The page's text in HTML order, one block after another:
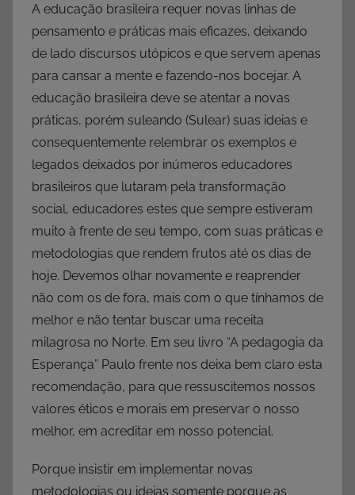
A educação brasileira requer novas linhas de
pensamento e práticas mais eficazes, deixando
de lado discursos utópicos e que servem apenas
para cansar a mente e fazendo-nos bocejar. A
educação brasileira deve se atentar a novas
práticas, porém suleando (Sulear) suas ideias e
consequentemente relembrar os exemplos e
legados deixados por inúmeros educadores
brasileiros que lutaram pela transformação
social, educadores estes que sempre estiveram
muito à frente de seu tempo, com suas práticas e
metodologias que rendem frutos até os dias de
hoje. Devemos olhar novamente e reaprender
não com os de fora, mais com o que tínhamos de
melhor e não tentar buscar uma receita
milagrosa no Norte. Em seu livro “A pedagogia da
Esperança” Paulo frente nos deixa bem claro esta
recomendação, para que ressuscitemos nossos
valores éticos e morais em preservar o nosso
melhor, em acreditar em nosso potencial.
Porque insistir em implementar novas
metodologias ou ideias somente porque as